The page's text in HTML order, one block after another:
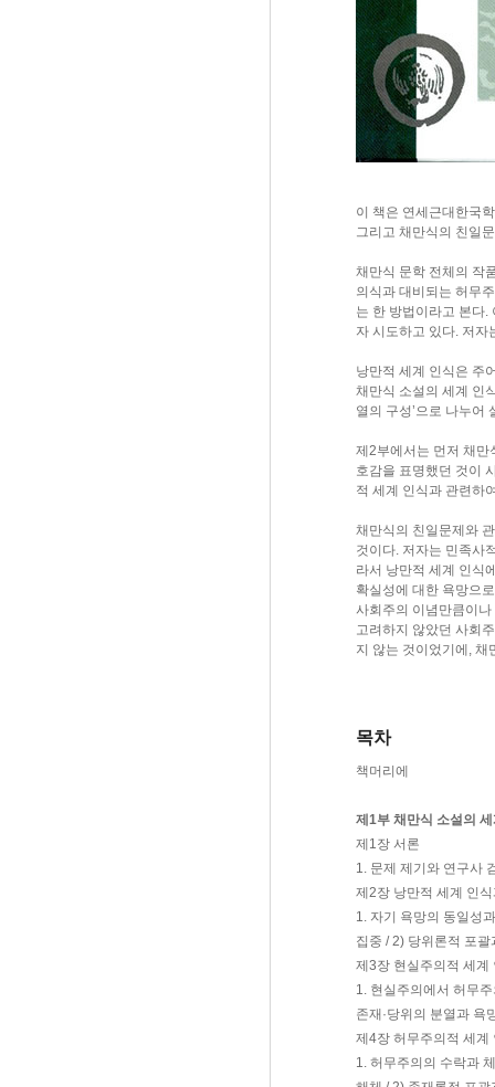
이 책은 연세근대한국
그리고 채만식의 친일
채만식 문학 전체의 작
의식과 대비되는 허무
는 한 방법이라고 본다.
자 시도하고 있다. 저자
낭만적 세계 인식은 주
채만식 소설의 세계 인
열의 구성’으로 나누어
제2부에서는 먼저 채만
호감을 표명했던 것이
적 세계 인식과 관련하
채만식의 친일문제와
것이다. 저자는 민족사
라서 낭만적 세계 인식
확실성에 대한 욕망으
사회주의 이념만큼이
고려하지 않았던 사회
지 않는 것이었기에,
목차
책머리에
제1부 채만식 소설의
제1장 서론
1. 문제 제기와 연구사
제2장 낭만적 세계 인
1. 자기 욕망의 동일성
집중 / 2) 당위론적 포
제3장 현실주의적 세
1. 현실주의에서 허무
존재·당위의 분열과 욕
제4장 허무주의적 세
1. 허무주의의 수락과